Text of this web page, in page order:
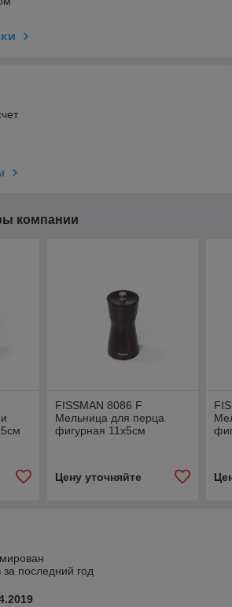
компании
FISSMAN 8086 F
Мельница для перца
фигурная 11x5см
Цену уточняйте
последний год